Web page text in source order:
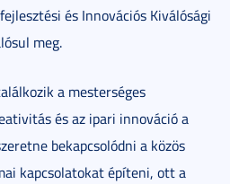
és Innovációs Kiválósági
meg.
a mesterséges
és az ipari innováció a
bekapcsolódni a közös
kapcsolatokat építeni, ott a